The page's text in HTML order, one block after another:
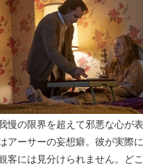
慢の限界を超えて邪悪な心が
アーサーの妄想癖。彼が実際
客には見分けられません。ど